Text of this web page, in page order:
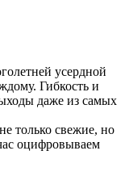
усердной
Гибкость и
даже из самых
только свежие, но
оцифровываем